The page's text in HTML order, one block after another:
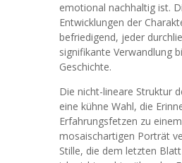
emotional nachhaltig ist.
Entwicklungen der
befriedigend, jeder
signifikante Verwandlung
Geschichte.
Die nicht-lineare Struktur
eine kühne Wahl, die
Erfahrungsfetzen zu
mosaischartigen Porträt
Stille, die dem letzten